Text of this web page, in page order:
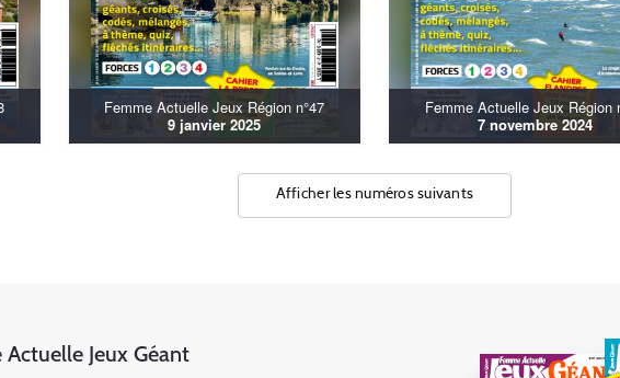
Femme Actuelle Jeux Région n°47
9 janvier 2025
Femme Actuelle Jeux Région
7 novembre 2024
Afficher les numéros suivants
Jeux Géant